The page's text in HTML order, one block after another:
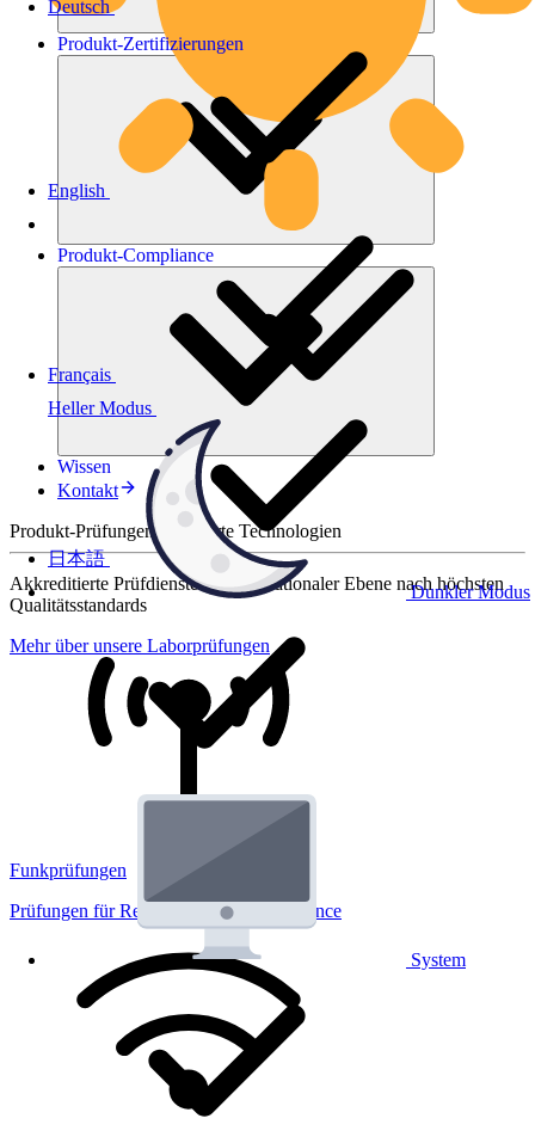
Heller Modus
Dunkler Modus
System
Deutsch
English
Français
日本語
Produkt-Zertifizierungen
Produkt-Compliance
Wissen
Kontakt
Produkt-Prüfungen für smarte Technologien
Akkreditierte Prüfdienste auf internationaler Ebene nach höchsten
Qualitätsstandards
Mehr über unsere Laborprüfungen
Funkprüfungen
Prüfungen für Regulatorik und Performance